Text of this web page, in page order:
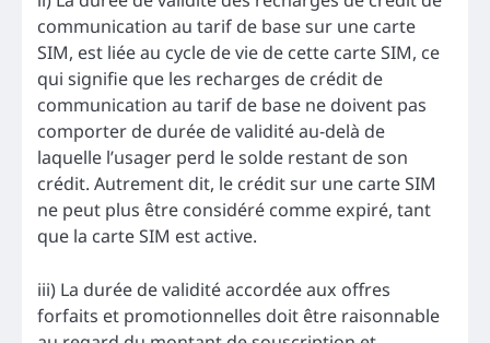
communication au tarif de base sur une carte
SIM, est liée au cycle de vie de cette carte SIM, ce
qui signifie que les recharges de crédit de
communication au tarif de base ne doivent pas
comporter de durée de validité au-delà de
laquelle l’usager perd le solde restant de son
crédit. Autrement dit, le crédit sur une carte SIM
ne peut plus être considéré comme expiré, tant
que la carte SIM est active.
iii) La durée de validité accordée aux offres
forfaits et promotionnelles doit être raisonnable